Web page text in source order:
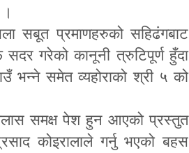
सबूत प्रमाणहरुको सहिढंगबाट
गरेको कानूनी त्रुटिपूर्ण हुँदा
भन्ने समेत व्यहोराको श्री ५ को
समक्ष पेश हुन आएको प्रस्तुत
कोइरालाले गर्नु भएको बहस